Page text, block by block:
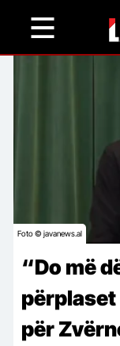
content
Foto © javanews.al
“Do më
përplaset
për